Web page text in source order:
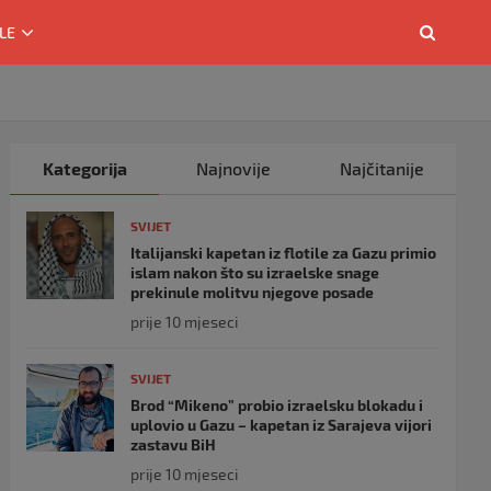
Kategorija Najnovije Najčitanije
SVIJET
Italijanski kapetan iz flotile za Gazu primio
islam nakon što su izraelske snage
prekinule molitvu njegove posade
prije 10 mjeseci
SVIJET
Brod “Mikeno” probio izraelsku blokadu i
uplovio u Gazu – kapetan iz Sarajeva vijori
zastavu BiH
prije 10 mjeseci